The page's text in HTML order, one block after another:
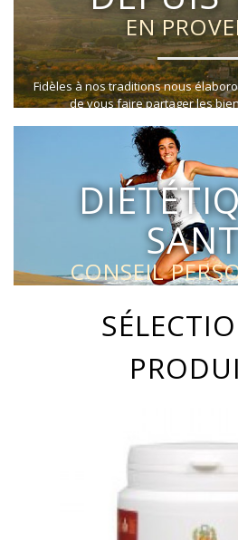
EN
Fidèles à nos traditions nous
de vous faire partager les
CONSEIL